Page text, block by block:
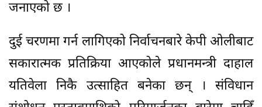
जनाएको छ ।
दुई चरणमा गर्न लागिएको निर्वाचनबारे केपी ओलीबाट
सकारात्मक प्रतिक्रिया आएकोले प्रधानमन्त्री दाहाल
यतिवेला निकै उत्साहित बनेका छन् । संविधान